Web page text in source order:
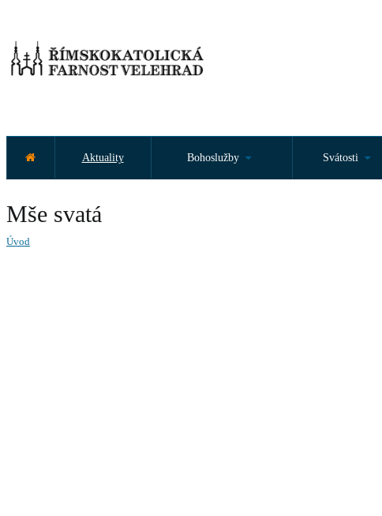
Aktuality Bohoslužby Svátosti
Mše svatá
Úvod